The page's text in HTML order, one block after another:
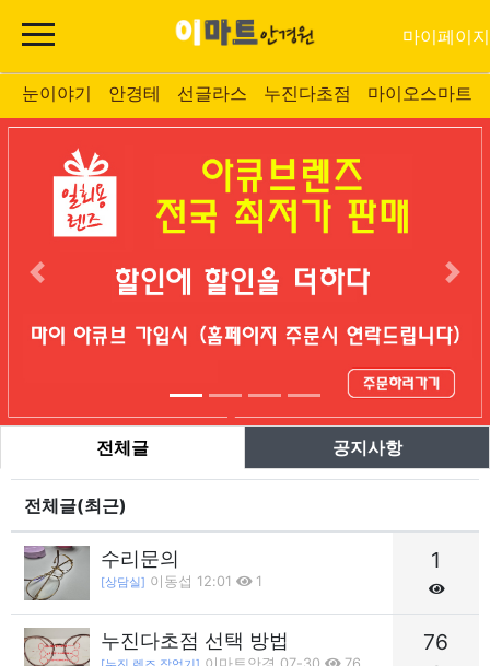
마이페이지
눈이야기 안경테 선글라스 누진다초점 마이오스마트
전체글 공지사항
전체글(최근)
수리문의
[상담실] 이동섭 12:01 1
1
누진다초점 선택 방법 76